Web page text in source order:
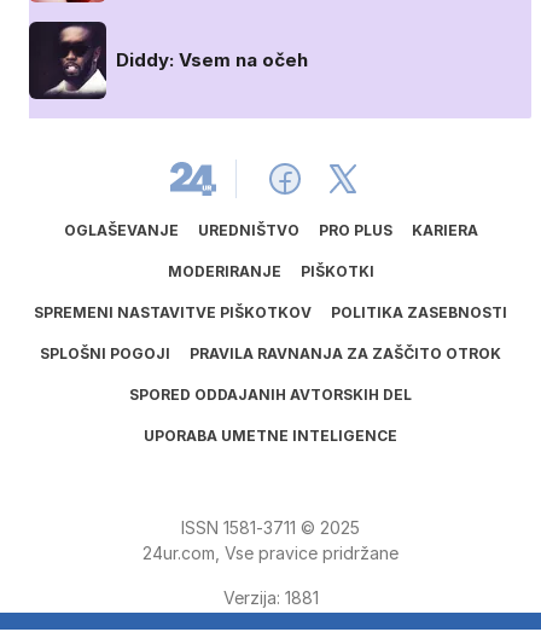
Diddy: Vsem na očeh
OGLAŠEVANJE UREDNIŠTVO PRO PLUS KARIERA
MODERIRANJE PIŠKOTKI
SPREMENI NASTAVITVE PIŠKOTKOV POLITIKA ZASEBNOSTI
SPLOŠNI POGOJI PRAVILA RAVNANJA ZA ZAŠČITO OTROK
SPORED ODDAJANIH AVTORSKIH DEL
UPORABA UMETNE INTELIGENCE
ISSN 1581‑3711 © 2025
24ur.com, Vse pravice pridržane
Verzija: 1881